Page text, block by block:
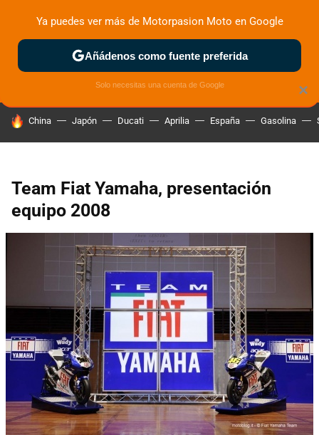
ZONA DE PRUEBAS DEPORTIVAS MOTOS ELÉCTRICAS
HOY SE HABLA DE
China Japón Ducati Aprilia España Gasolina
Team Fiat Yamaha, presentación
equipo 2008
×
Ya puedes ver más de Motorpasion Moto en Google
Añádenos como fuente preferida
Solo necesitas una cuenta de Google